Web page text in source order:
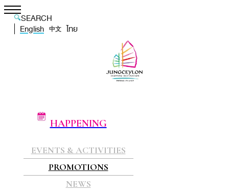
SEARCH
English
中文 ไทย
HAPPENING
EVENTS & ACTIVITIES
PROMOTIONS
NEWS